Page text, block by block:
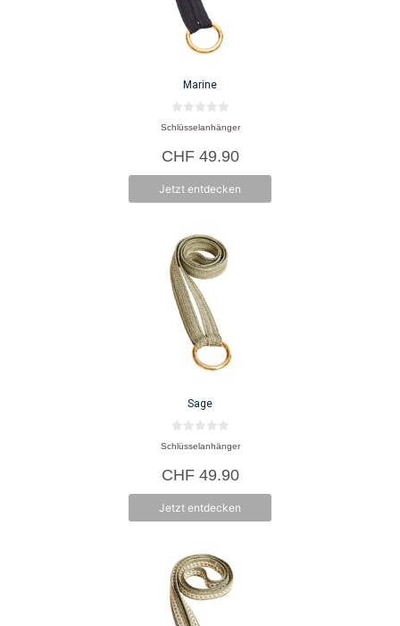
Marine
0
v
n
5
Schlüsselanhänger
CHF49.90
Jetzt entdecken
Sage
0
v
n
5
Schlüsselanhänger
CHF49.90
Jetzt entdecken